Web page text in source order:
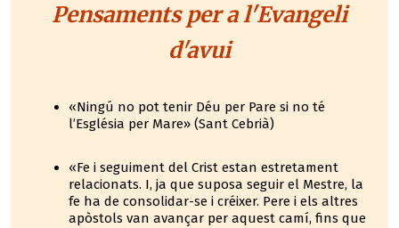
Pensaments per a l'Evangeli
d'avui
«Ningú no pot tenir Déu per Pare si no té
l’Església per Mare» (Sant Cebrià)
«Fe i seguiment del Crist estan estretament
relacionats. I, ja que suposa seguir el Mestre, la
fe ha de consolidar-se i créixer. Pere i els altres
apòstols van avançar per aquest camí, fins que